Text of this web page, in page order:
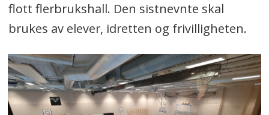
flott flerbrukshall. Den sistnevnte skal
brukes av elever, idretten og frivilligheten.